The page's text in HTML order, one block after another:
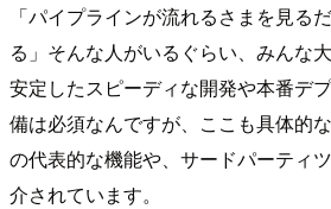
「パイプラインが流れるさまを見る
る」そんな人がいるぐらい、みんな
安定したスピーディな開発や本番デ
備は必須なんですが、ここも具体的
の代表的な機能や、サードパーティ
介されています。